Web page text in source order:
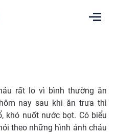
rất lo vì bình thường ăn
nay sau khi ăn trưa thì
khó nuốt nước bọt. Có biểu
theo những hình ảnh cháu